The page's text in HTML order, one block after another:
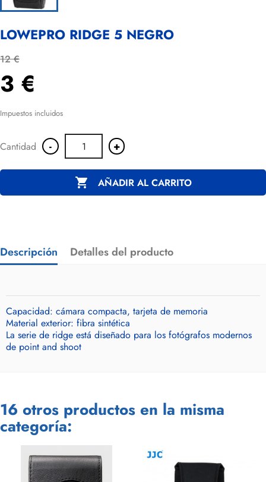
LOWEPRO RIDGE 5 NEGRO
12 €
3 €
Impuestos incluidos
Cantidad - +
 AÑADIR AL CARRITO
Descripción Detalles del producto
Capacidad: cámara compacta, tarjeta de memoria
Material exterior: fibra sintética
La serie de ridge está diseñado para los fotógrafos modernos
de point and shoot
16 otros productos en la misma
categoría: